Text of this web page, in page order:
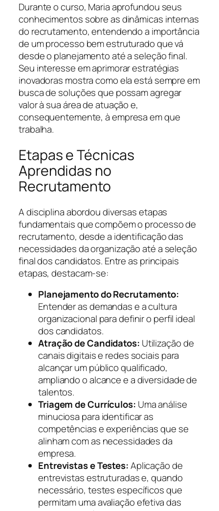
Durante o curso, Maria aprofundou seus
conhecimentos sobre as dinâmicas internas
do recrutamento, entendendo a importância
de um processo bem estruturado que vá
desde o planejamento até a seleção final.
Seu interesse em aprimorar estratégias
inovadoras mostra como ela está sempre em
busca de soluções que possam agregar
valor à sua área de atuação e,
consequentemente, à empresa em que
trabalha.
Etapas e Técnicas
Aprendidas no
Recrutamento
A disciplina abordou diversas etapas
fundamentais que compõem o processo de
recrutamento, desde a identificação das
necessidades da organização até a seleção
final dos candidatos. Entre as principais
etapas, destacam-se:
Planejamento do Recrutamento:
Entender as demandas e a cultura
organizacional para definir o perfil ideal
dos candidatos.
Atração de Candidatos: Utilização de
canais digitais e redes sociais para
alcançar um público qualificado,
ampliando o alcance e a diversidade de
talentos.
Triagem de Currículos: Uma análise
minuciosa para identificar as
competências e experiências que se
alinham com as necessidades da
empresa.
Entrevistas e Testes:Aplicação de
entrevistas estruturadas e, quando
necessário, testes específicos que
permitam uma avaliação efetiva das